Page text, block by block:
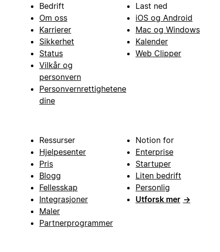
Bedrift
Om oss
Karrierer
Sikkerhet
Status
Vilkår og
personvern
Personvernrettighetene
dine
Last ned
iOS og Android
Mac og Windows
Kalender
Web Clipper
Ressurser
Hjelpesenter
Pris
Blogg
Fellesskap
Integrasjoner
Maler
Partnerprogrammer
Notion for
Enterprise
Startuper
Liten bedrift
Personlig
Utforsk mer →